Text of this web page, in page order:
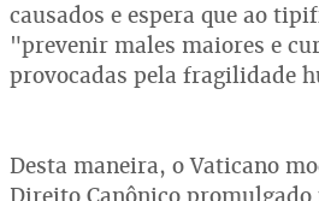
causados e espera que ao
"prevenir males maiores e
provocadas pela fragilidade
Desta maneira, o Vaticano